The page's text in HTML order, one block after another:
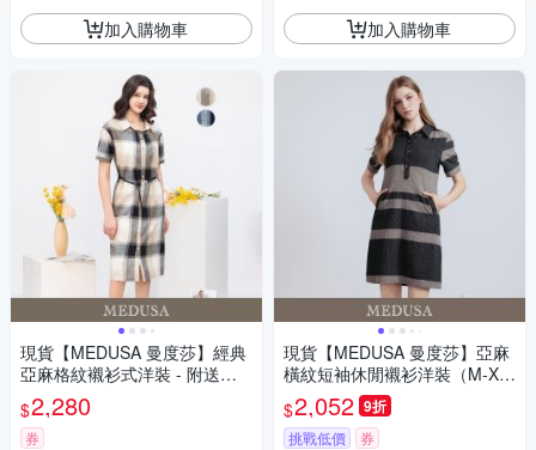
加入購物車
現貨【MEDUSA 曼度莎】經典
亞麻格紋襯衫式洋裝 - 附送皮
帶 - 2色（M-XL）｜亞麻洋裝
休閒穿搭
$2,280
券
加入購物車
現貨【MEDUSA 曼度莎】亞麻
橫紋短袖休閒襯衫洋裝（M-X
L）｜休閒洋裝 一件式洋裝 涼
感透氣亞麻
$2,052 9折
挑戰低價 券